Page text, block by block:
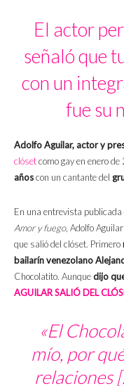
El actor
señaló que
con un
fue su
Adolfo Aguilar, actor y
clósetcomo gay en enero
añoscon un cantante del
En una entrevista
Amor y fuego, Adolfo
que salió del clóset. Primero
bailarín venezolano
Chocolatito. Aunquedijo
AGUILAR SALIÓ DEL
«El
mío, por
relaciones